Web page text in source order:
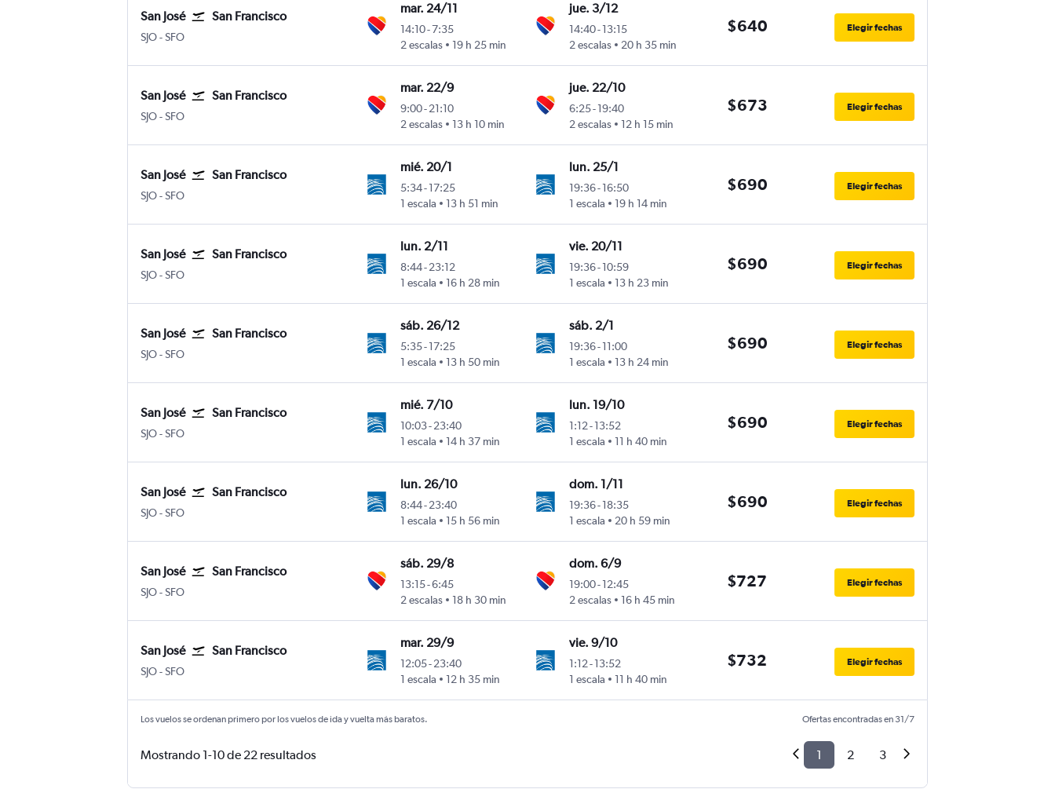
San José San Francisco
SJO-SFO
mar. 24/11
14:10-7:35
2 escalas
19 h 25 min
jue. 3/12
14:40-13:15
2 escalas
20 h 35 min
$640 Elegir fechas
San José San Francisco
SJO-SFO
mar. 22/9
9:00-21:10
2 escalas
13 h 10 min
jue. 22/10
6:25-19:40
2 escalas
12 h 15 min
$673 Elegir fechas
San José San Francisco
SJO-SFO
mié. 20/1
5:34-17:25
1 escala
13 h 51 min
lun. 25/1
19:36-16:50
1 escala
19 h 14 min
$690 Elegir fechas
San José San Francisco
SJO-SFO
lun. 2/11
8:44-23:12
1 escala
16 h 28 min
vie. 20/11
19:36-10:59
1 escala
13 h 23 min
$690 Elegir fechas
San José San Francisco
SJO-SFO
sáb. 26/12
5:35-17:25
1 escala
13 h 50 min
sáb. 2/1
19:36-11:00
1 escala
13 h 24 min
$690 Elegir fechas
San José San Francisco
SJO-SFO
mié. 7/10
10:03-23:40
1 escala
14 h 37 min
lun. 19/10
1:12-13:52
1 escala
11 h 40 min
$690 Elegir fechas
San José San Francisco
SJO-SFO
lun. 26/10
8:44-23:40
1 escala
15 h 56 min
dom. 1/11
19:36-18:35
1 escala
20 h 59 min
$690 Elegir fechas
San José San Francisco
SJO-SFO
sáb. 29/8
13:15-6:45
2 escalas
18 h 30 min
dom. 6/9
19:00-12:45
2 escalas
16 h 45 min
$727 Elegir fechas
San José San Francisco
SJO-SFO
mar. 29/9
12:05-23:40
1 escala
12 h 35 min
vie. 9/10
1:12-13:52
1 escala
11 h 40 min
$732 Elegir fechas
Los vuelos se ordenan primero por los vuelos de ida y vuelta más baratos. Ofertas encontradas en 31/7
Mostrando 1-10 de 22 resultados 1 2 3